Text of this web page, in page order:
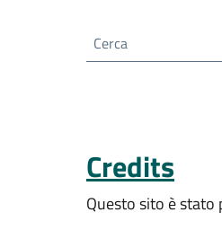
Cerca
Credits
Questo sito è stato